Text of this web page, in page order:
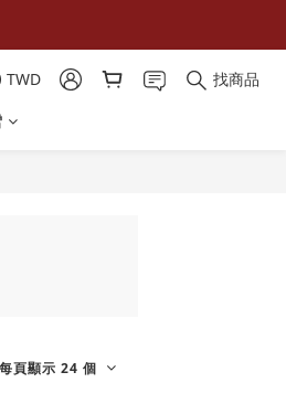
TWD
找商品
每頁顯示 24 個